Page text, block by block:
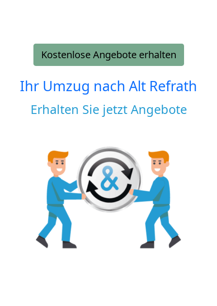
Kostenlose Angebote erhalten
Ihr Umzug nach Alt Refrath
Erhalten Sie jetzt Angebote